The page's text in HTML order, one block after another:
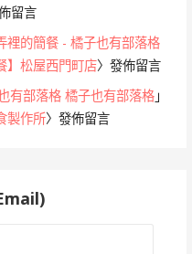
留言
裡的簡餐 - 橘子也有部落格
】松屋西門町店〉發佈留言
有部落格 橘子也有部落格 」
製作所〉發佈留言